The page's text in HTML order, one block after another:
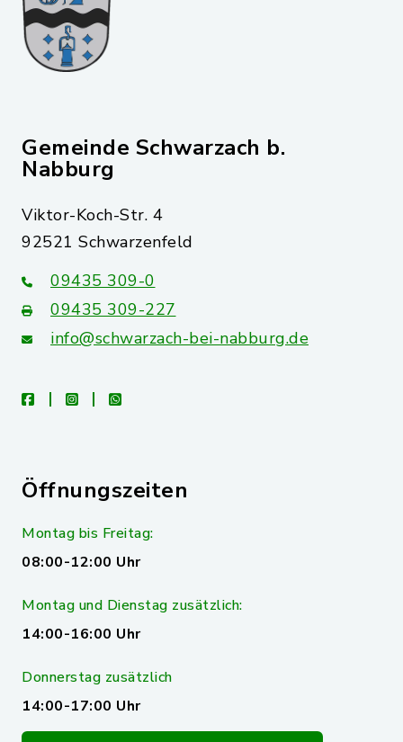
Gemeinde Schwarzach b.
Nabburg
Viktor-Koch-Str. 4
92521 Schwarzenfeld
09435 309-0
09435 309-227
info@schwarzach-bei-nabburg.de
facebookinstagramwhatsapp
Öffnungszeiten
Montag bis Freitag:
08:00-12:00 Uhr
Montag und Dienstag zusätzlich:
14:00-16:00 Uhr
Donnerstag zusätzlich
14:00-17:00 Uhr